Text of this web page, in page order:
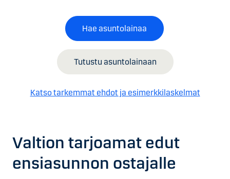
Hae asuntolainaa
Tutustu asuntolainaan
Katso tarkemmat ehdot ja esimerkkilaskelmat
Valtion tarjoamat edut
ensiasunnon ostajalle